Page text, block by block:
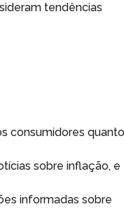
tendências
consumidores quanto
sobre inflação, e
informadas sobre